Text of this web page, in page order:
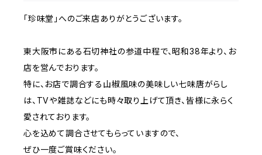
「珍味堂」へのご来店ありがとうございます。
東大阪市にある石切神社の参道中程で、昭和38年より、お
店を営んでおります。
特に、お店で調合する山椒風味の美味しい七味唐がらし
は、TVや雑誌などにも時々取り上げて頂き、皆様に永らく
愛されております。
心を込めて調合させてもらっていますので、
ぜひ一度ご賞味ください。